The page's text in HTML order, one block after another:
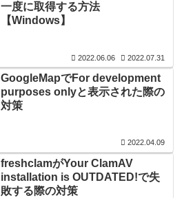
一度に取得する方法
【Windows】
2022.06.06 2022.07.31
GoogleMapでFor development
purposes onlyと表示された際の
対策
2022.04.09
freshclamがYour ClamAV
installation is OUTDATED!で失
敗する際の対策